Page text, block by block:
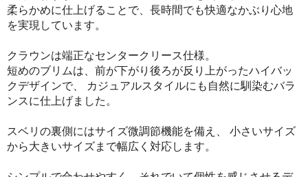
柔らかめに仕上げることで、長時間でも快適なかぶり心地
を実現しています。
クラウンは端正なセンタークリース仕様。
短めのブリムは、前が下がり後ろが反り上がったハイバッ
クデザインで、 カジュアルスタイルにも自然に馴染むバラ
ンスに仕上げました。
スベリの裏側にはサイズ微調節機能を備え、 小さいサイズ
から大きいサイズまで幅広く対応します。